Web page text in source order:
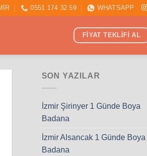
0551 174 32 59 WHATSAPP
FİYAT TEKLİFİ AL
SON YAZILAR
İzmir Şirinyer 1 Günde Boya
Badana
İzmir Alsancak 1 Günde Boya
Badana